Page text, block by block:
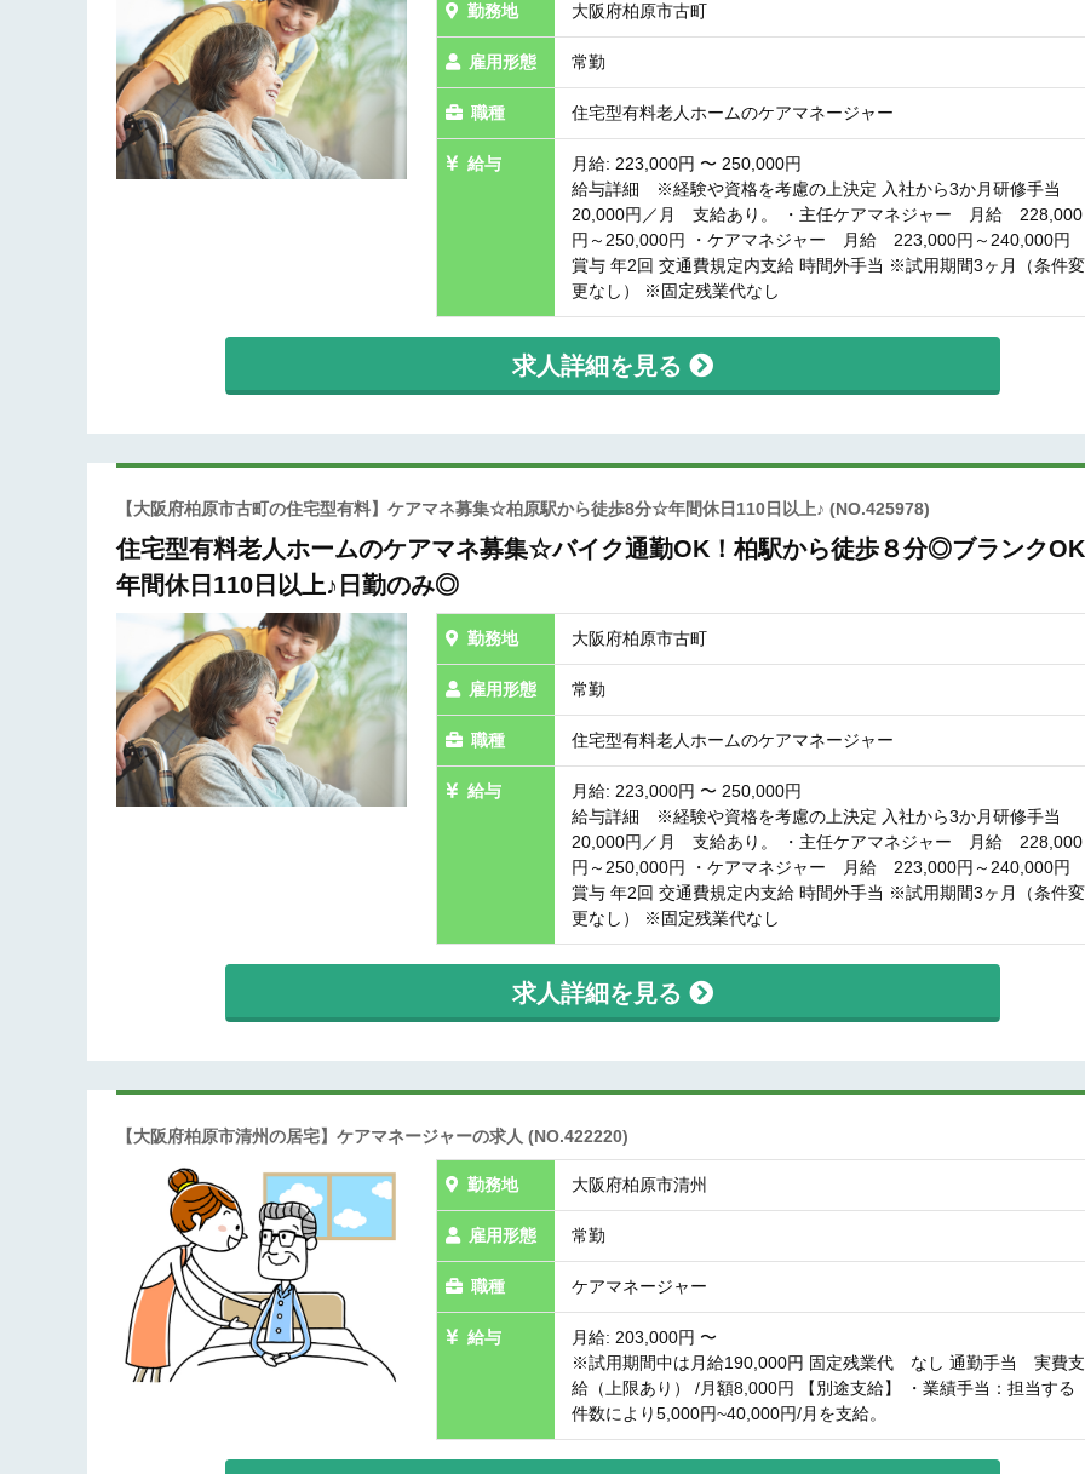
勤務地 大阪府柏原市古町
雇用形態 常勤
職種 住宅型有料老人ホームのケアマネージャー
給与
月給: 223,000円 〜 250,000円
給与詳細 ※経験や資格を考慮の上決定 入社から3か月研修手当
20,000円／月 支給あり。 ・主任ケアマネジャー 月給 228,000
円～250,000円 ・ケアマネジャー 月給 223,000円～240,000円
賞与 年2回 交通費規定内支給 時間外手当 ※試用期間3ヶ月（条件変
更なし） ※固定残業代なし
求人詳細を見る
【大阪府柏原市古町の住宅型有料】ケアマネ募集☆柏原駅から徒歩8分☆年間休日110日以上♪ (NO.425978)
住宅型有料老人ホームのケアマネ募集☆バイク通勤OK！柏駅から徒歩８分◎ブランク
年間休日110日以上♪日勤のみ◎
勤務地 大阪府柏原市古町
雇用形態 常勤
職種 住宅型有料老人ホームのケアマネージャー
給与
月給: 223,000円 〜 250,000円
給与詳細 ※経験や資格を考慮の上決定 入社から3か月研修手当
20,000円／月 支給あり。 ・主任ケアマネジャー 月給 228,000
円～250,000円 ・ケアマネジャー 月給 223,000円～240,000円
賞与 年2回 交通費規定内支給 時間外手当 ※試用期間3ヶ月（条件変
更なし） ※固定残業代なし
求人詳細を見る
【大阪府柏原市清州の居宅】ケアマネージャーの求人 (NO.422220)
勤務地 大阪府柏原市清州
雇用形態 常勤
職種 ケアマネージャー
給与
月給: 203,000円 〜
※試用期間中は月給190,000円 固定残業代 なし 通勤手当 実費支
給（上限あり） /月額8,000円 【別途支給】 ・業績手当：担当する
件数により5,000円~40,000円/月を支給。